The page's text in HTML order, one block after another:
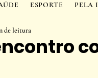
de leitura
ESPORTE PELA